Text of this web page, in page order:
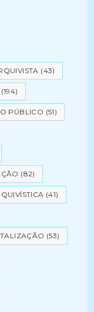
(43)
(194)
PÚBLICO (51)
(82)
(41)
(53)